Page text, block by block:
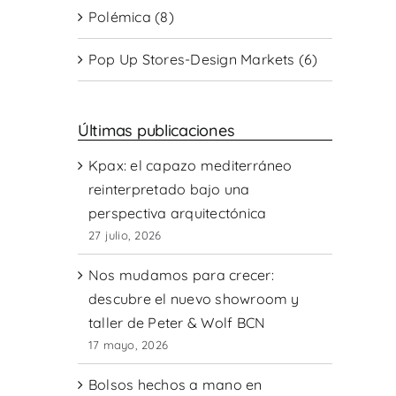
Polémica (8)
Pop Up Stores-Design Markets (6)
Últimas publicaciones
Kpax: el capazo mediterráneo
reinterpretado bajo una
perspectiva arquitectónica
27 julio, 2026
Nos mudamos para crecer:
descubre el nuevo showroom y
taller de Peter & Wolf BCN
17 mayo, 2026
Bolsos hechos a mano en